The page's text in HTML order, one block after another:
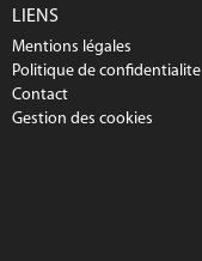
LIENS
Mentions légales
Politique de confidentialite
Contact
Gestion des cookies